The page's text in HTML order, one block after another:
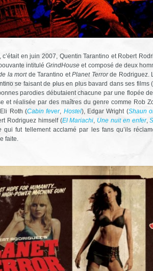
c’était en juin 2007, Quentin Tarantino et Robert
intituléGrindHouse et composé de deux
la mortde Tarantino et Planet Terrorde Rodriguez.
se faisant de plus en plus bavard dans ses films
parodies débutaient chacune par une flopée
et réalisée par des maîtres du genre comme Rob
Roth (Cabin fever, Hostel), Edgar Wright (Shaun
Rodriguez himself (El Mariachi Une nuit en enfer,
qui fut tellement acclamé par les fans qu’ils
faite.